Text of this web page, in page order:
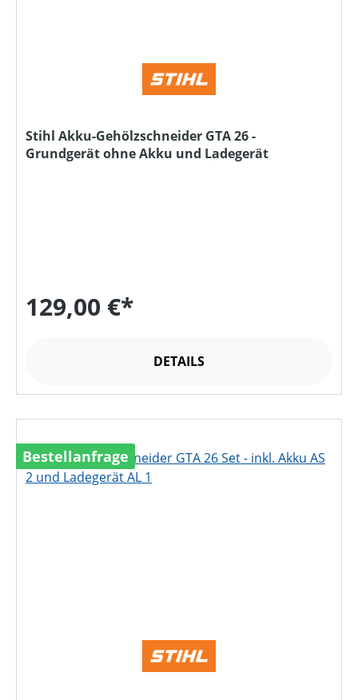
Stihl Akku-Gehölzschneider GTA 26 -
Grundgerät ohne Akku und Ladegerät
129,00 €*
DETAILS
Bestellanfrage